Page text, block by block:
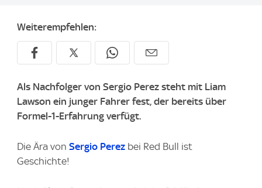
Weiterempfehlen:
Als Nachfolger von Sergio Perez steht mit Liam
Lawson ein junger Fahrer fest, der bereits über
Formel-1-Erfahrung verfügt.
Die Ära von Sergio Perez bei Red Bull ist
Geschichte!